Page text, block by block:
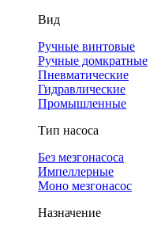
Вид
Ручные винтовые
Ручные домкратные
Пневматические
Гидравлические
Промышленные
Тип насоса
Без мезгонасоса
Импеллерные
Моно мезгонасос
Назначение